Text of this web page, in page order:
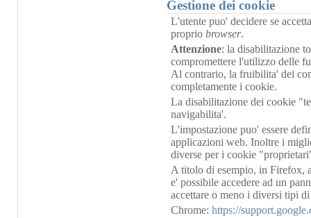
Gestione dei cookie
L'utente puo' decidere se
propriobrowser.
Attenzione: la disabilitazione
compromettere l'utilizzo delle
Al contrario, la fruibilita' dei
completamente i cookie.
La disabilitazione dei cookie
navigabilita'.
L'impostazione puo' essere
applicazioni web. Inoltre i
diverse per i cookie
A titolo di esempio, in Firefox,
e' possibile accedere ad un
accettare o meno i diversi tipi
Chrome:https://